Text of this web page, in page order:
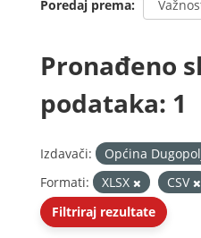
Poredaj prema
Pronađeno
podataka: 1
Izdavači: Općina
Formati:
XLSX CSV
Filtriraj rezultate